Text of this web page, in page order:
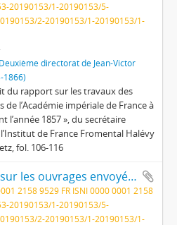
20190153/1-20190153/5-
2-20190153/1-20190153/1-
Deuxième directorat de Jean-Victor
1866)
du rapport sur les travaux des
de l’Académie impériale de France à
l’année 1857 », du secrétaire
de France Fromental Halévy
fol. 106-116
« Rapport sur les ouvrages envoyés de Rome, par les pensionnaires de l’Académie de France, pendant l’année 1855 »
2158 9529 FR ISNI 0000 0001 2158
20190153/1-20190153/5-
2-20190153/1-20190153/1-